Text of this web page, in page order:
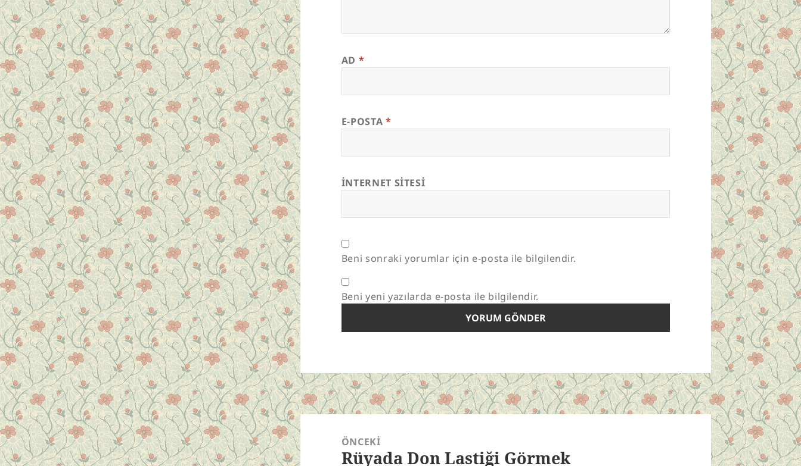
AD *
E-POSTA *
İNTERNET SITESI
Beni sonraki yorumlar için e-posta ile bilgilendir.
Beni yeni yazılarda e-posta ile bilgilendir.
Yazı
gezinmesiÖNCEKI
Önceki
Rüyada Don Lastiği Görmek